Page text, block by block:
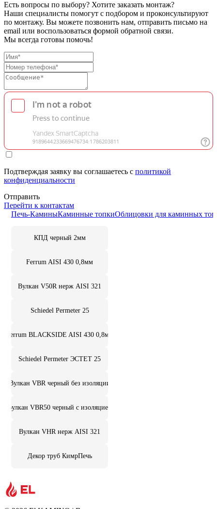
Есть вопросы по выбору? Хотите заказать монтаж?
Наши специалисты помогут с подбором и проконсультируют
по монтажу. Вы можете позвонить нам, отправить письмо на
email или воспользоваться формой обратной связи.
Мы всегда готовы помочь!
Подтверждая заявку вы соглашаетесь с политикой
конфиденциальности
Отправить
Перейти к контактам
Печь-КаминыКаминные топкиОблицовки для каминных
КПД черный 2мм
Ferrum AISI 430 0,8мм
Вулкан V50R нерж AISI 321
Schiedel Permeter 25
Ferrum BLACKSIDE AISI 430 0,8мм
Schiedel Permeter ЭСТЕТ 25
Вулкан VBR черный без изоляции
Вулкан VBR50 черный с изоляцией
Вулкан VHR нерж AISI 321
Декор труб КимрПечь